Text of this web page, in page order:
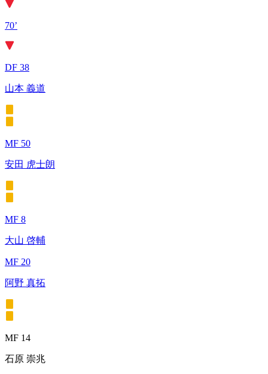
70’
DF 38
山本 義道
MF 50
安田 虎士朗
MF 8
大山 啓輔
MF 20
阿野 真拓
MF 14
石原 崇兆